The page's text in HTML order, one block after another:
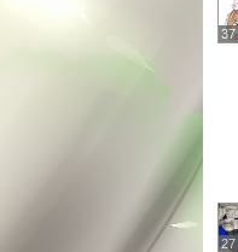
37
27